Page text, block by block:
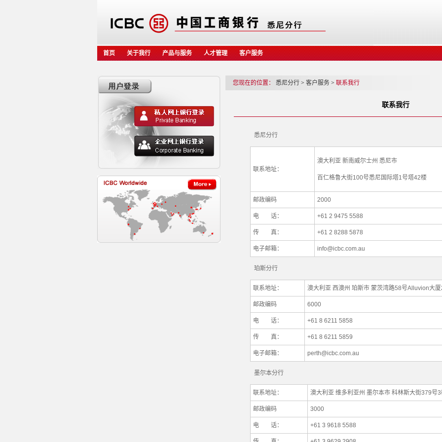
首页 关于我行 产品与服务 人才管理 客户服务
您现在的位置： 悉尼分行 > 客户服务 > 联系我行
联系我行
悉尼分行
联系地址：
澳大利亚 新南威尔士州 悉尼市
百仁格鲁大街100号悉尼国际塔1号塔42楼
邮政编码 2000
电 话： +61 2 9475 5588
传 真： +61 2 8288 5878
电子邮箱： info@icbc.com.au
珀斯分行
联系地址： 澳大利亚 西澳州 珀斯市 蒙茨湾路58号Alluvion大
邮政编码 6000
电 话： +61 8 6211 5858
传 真： +61 8 6211 5859
电子邮箱： perth@icbc.com.au
墨尔本分行
联系地址： 澳大利亚 维多利亚州 墨尔本市 科林斯大街379号3
邮政编码 3000
电 话： +61 3 9618 5588